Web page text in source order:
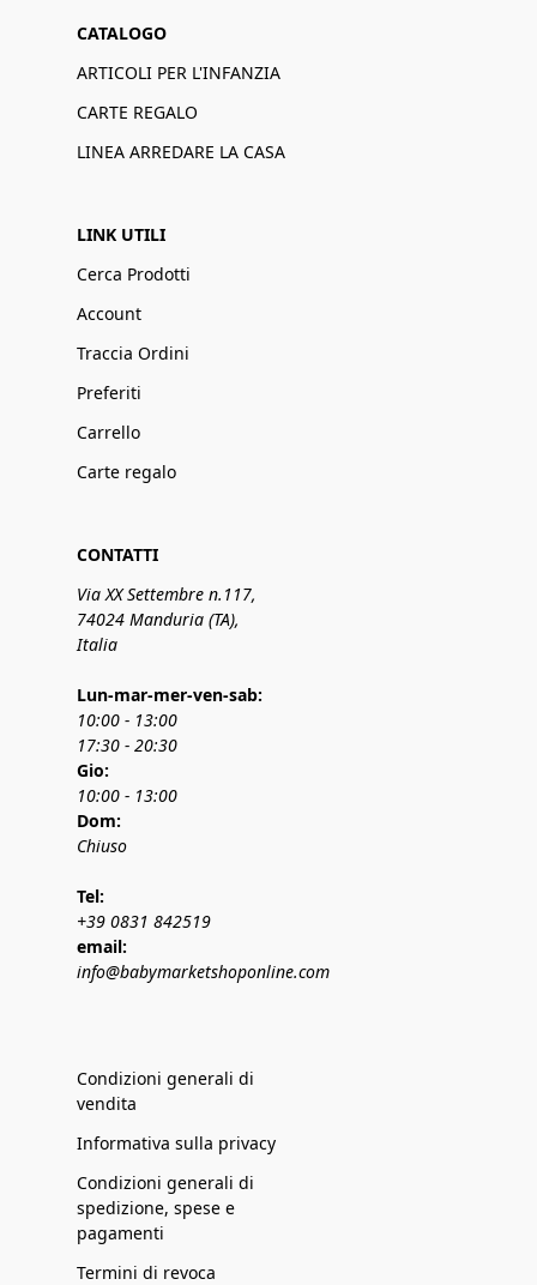
CATALOGO
ARTICOLI PER L'INFANZIA
CARTE REGALO
LINEA ARREDARE LA CASA
LINK UTILI
Cerca Prodotti
Account
Traccia Ordini
Preferiti
Carrello
Carte regalo
CONTATTI
Via XX Settembre n.117,
74024 Manduria (TA),
Italia
Lun-mar-mer-ven-sab:
10:00 - 13:00
17:30 - 20:30
Gio:
10:00 - 13:00
Dom:
Chiuso
Tel:
+39 0831 842519
email:
info@babymarketshoponline.com
Condizioni generali di
vendita
Informativa sulla privacy
Condizioni generali di
spedizione, spese e
pagamenti
Termini di revoca